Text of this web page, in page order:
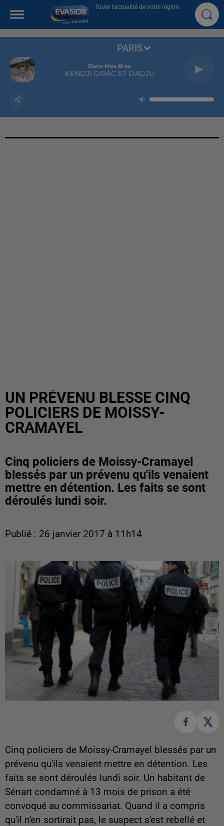
Toute l'actualité de votre région
Dans Mes Bras
KENDJI GIRAC ET DADJU
PARIS
UN PRÉVENU BLESSE CINQ
POLICIERS DE MOISSY-
CRAMAYEL
Cinq policiers de Moissy-Cramayel
blessés par un prévenu qu'ils venaient
mettre en détention. Les faits se sont
déroulés lundi soir.
Publié : 26 janvier 2017 à 11h14
Cinq policiers de Moissy-Cramayel blessés par un
prévenu qu'ils venaient mettre en détention. Les
faits se sont déroulés lundi soir. Un habitant de
Sénart condamné à 13 mois de prison a été
convoqué au commissariat. Quand il a compris
qu'il n'en sortirait pas, le suspect s'est rebellé et